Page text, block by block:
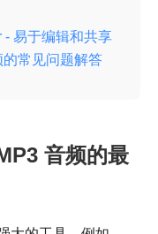
易于编辑和共享
常见问题解答
音频的最